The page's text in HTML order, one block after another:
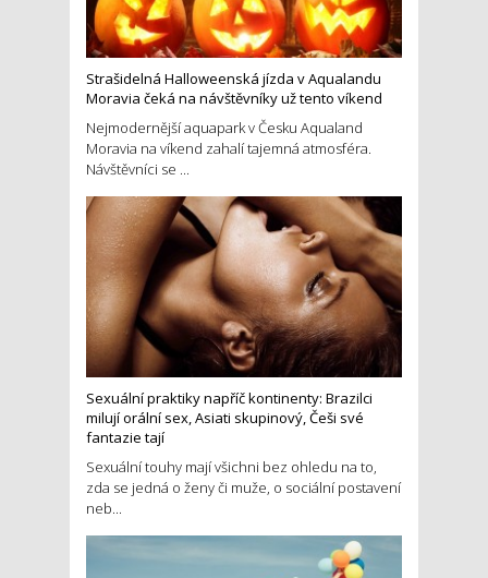
Strašidelná Halloweenská jízda v Aqualandu
Moravia čeká na návštěvníky už tento víkend
Nejmodernější aquapark v Česku Aqualand
Moravia na víkend zahalí tajemná atmosféra.
Návštěvníci se ...
Sexuální praktiky napříč kontinenty: Brazilci
milují orální sex, Asiati skupinový, Češi své
fantazie tají
Sexuální touhy mají všichni bez ohledu na to,
zda se jedná o ženy či muže, o sociální postavení
neb...